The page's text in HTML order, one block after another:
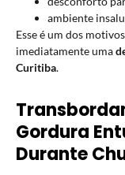
ambiente
Esse é um dos
imediatamente uma
Curitiba.
Gordura
Durante